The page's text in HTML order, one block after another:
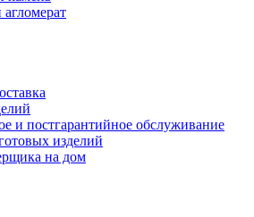
и постгарантийное обслуживание
изделий
на дом